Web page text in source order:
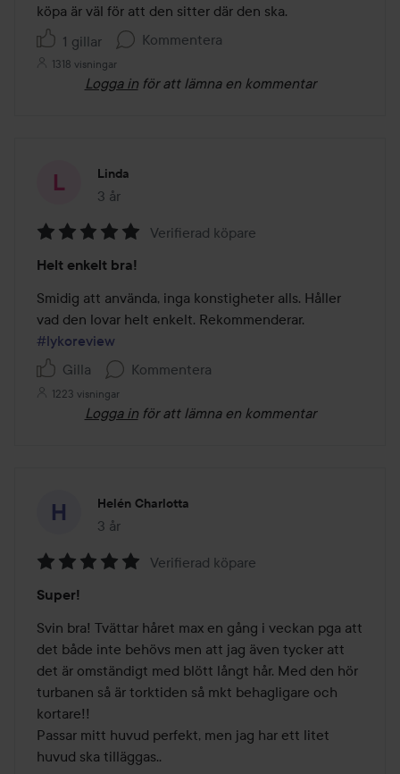
köpa är väl för att den sitter där den ska.
1 gillar
Kommentera
1318 visningar
Logga in för att lämna en kommentar
Linda
3 år
Inlägget skapades 3 år
5
av
5
Verifierad köpare
Helt enkelt bra!
Smidig att använda, inga konstigheter alls. Håller
#lykoreview
Gilla
Kommentera
1223 visningar
Logga in för att lämna en kommentar
Helén Charlotta
3 år
Inlägget skapades 3 år
5
av
5
Verifierad köpare
Super!
Svin bra! Tvättar håret max en gång i veckan pga att
det både inte behövs men att jag även tycker att
det är omständigt med blött långt hår. Med den hör
turbanen så är torktiden så mkt behagligare och
kortare!!
Passar mitt huvud perfekt, men jag har ett litet
huvud ska tilläggas..